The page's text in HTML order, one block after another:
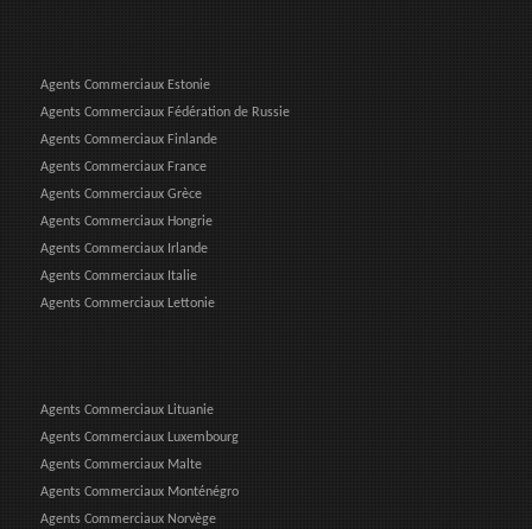
Agents Commerciaux Estonie
Agents Commerciaux Fédération de Russie
Agents Commerciaux Finlande
Agents Commerciaux France
Agents Commerciaux Grèce
Agents Commerciaux Hongrie
Agents Commerciaux Irlande
Agents Commerciaux Italie
Agents Commerciaux Lettonie
Agents Commerciaux Lituanie
Agents Commerciaux Luxembourg
Agents Commerciaux Malte
Agents Commerciaux Monténégro
Agents Commerciaux Norvège